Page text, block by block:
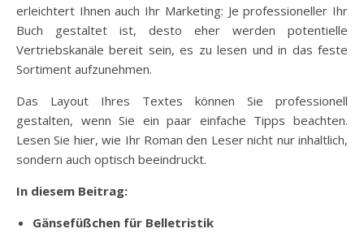
erleichtert Ihnen auch Ihr Marketing: Je professioneller Ihr
Buch gestaltet ist, desto eher werden potentielle
Vertriebskanäle bereit sein, es zu lesen und in das feste
Sortiment aufzunehmen.
Das Layout Ihres Textes können Sie professionell
gestalten, wenn Sie ein paar einfache Tipps beachten.
Lesen Sie hier, wie Ihr Roman den Leser nicht nur inhaltlich,
sondern auch optisch beeindruckt.
In diesem Beitrag:
Gänsefüßchen für Belletristik